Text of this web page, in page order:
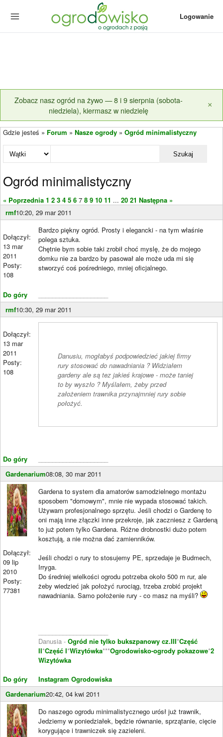
Logowanie
Zobacz nasz ogród na żywo — 8 i 9 sierpnia (sobota-
niedziela), kiermasz w niedzielę
×
Gdzie jesteś » Forum » Nasze ogrody » Ogród minimalistyczny
Szukaj
Ogród minimalistyczny
« Poprzednia 1 2 3 4 5 6 7 8 9 10 11 ... 20 21 Następna »
rmf10:20, 29 mar 2011
Dołączył:
13 mar
2011
Posty:
108
Do góry
Bardzo piękny ogród. Prosty i elegancki - na tym właśnie
polega sztuka.
Chętnie bym sobie taki zrobił choć myslę, że do mojego
domku nie za bardzo by pasował ale może uda mi się
stworzyć coś pośredniego, mniej oficjalnego.
rmf10:30, 29 mar 2011
Dołączył:
13 mar
2011
Posty:
108
Do góry
Danusiu, mogłabyś podpowiedzieć jakiej firmy
rury stosować do nawadniania ? Widziałem
gardeny ale są tez jakieś krajowe - może taniej
to by wyszło ? Myślałem, żeby przed
założeniem trawnika przynajmniej rury sobie
położyć.
Gardenarium08:08, 30 mar 2011
Dołączył:
09 lip
2010
Posty:
77381
Do góry
Gardena to system dla amatorów samodzielnego montażu
sposobem "domowym", mnie nie wypada stosować takich.
Używam profesjonalnego sprzętu. Jeśli chodzi o Gardenę to
oni mają inne złączki inne przekroje, jak zaczniesz z Gardeną
to już potem tylko Gardena. Różne drobnostki dużo potem
kosztują, a nie można dać zamienników.
Jeśli chodzi o rury to stosujemy PE, sprzedaje je Budmech,
Irryga.
Do średniej wielkości ogrodu potrzeba około 500 m rur, ale
żeby wiedzieć jak położyć rurociąg, trzeba zrobić projekt
nawadniania. Samo położenie rury - co masz na myśli?
Danusia - Ogród nie tylko bukszpanowy cz.III*Część
II*Część I*Wizytówka***Ogrodowisko-ogrody pokazowe*2
Wizytówka
Instagram Ogrodowiska
Gardenarium20:42, 04 kwi 2011
Do naszego ogrodu minimalistycznego urósł już trawnik,
Jedziemy w poniedziałek, będzie równanie, sprzątanie, cięcie
korygujące i trawniczek się zazieleni.